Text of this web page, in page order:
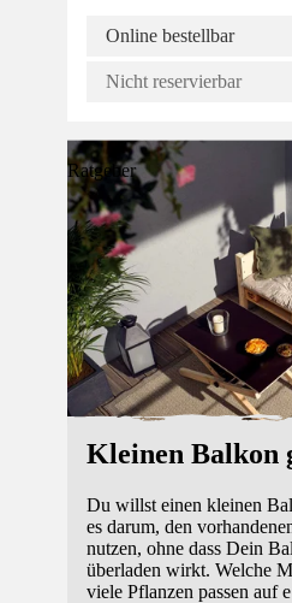
Online bestellbar
Nicht reservierbar
Ratgeber
Kleinen Balkon
Du willst einen kleinen
es darum, den
nutzen, ohne dass Dein
überladen wirkt. Welche
viele Pflanzen passen auf e